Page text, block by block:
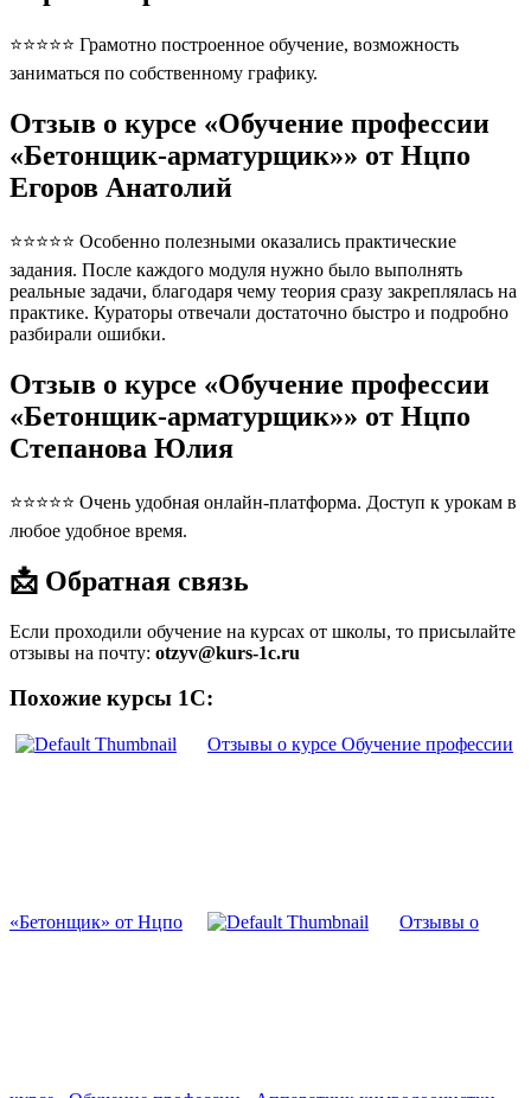
⭐⭐⭐⭐⭐ Грамотно построенное обучение, возможность
заниматься по собственному графику.
Отзыв о курсе «Обучение профессии
«Бетонщик-арматурщик»» от Нцпо
Егоров Анатолий
⭐⭐⭐⭐⭐ Особенно полезными оказались практические
задания. После каждого модуля нужно было выполнять
реальные задачи, благодаря чему теория сразу закреплялась на
практике. Кураторы отвечали достаточно быстро и подробно
разбирали ошибки.
Отзыв о курсе «Обучение профессии
«Бетонщик-арматурщик»» от Нцпо
Степанова Юлия
⭐⭐⭐⭐⭐ Очень удобная онлайн-платформа. Доступ к урокам в
любое удобное время.
📩 Обратная связь
Если проходили обучение на курсах от школы, то присылайте
отзывы на почту: otzyv@kurs-1c.ru
Похожие курсы 1С:
Отзывы о курсе Обучение профессии
«Бетонщик» от Нцпо Отзывы о